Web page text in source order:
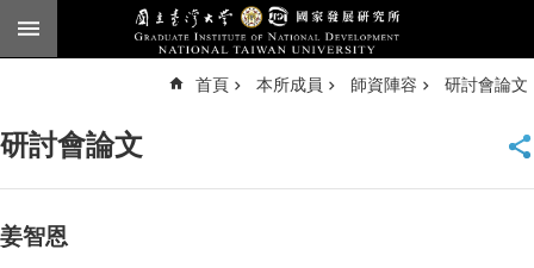
跳到主要內容區塊
臺
頁
首頁 本所成員 師資陣容 研討會論文
研討會論文
姜智恩